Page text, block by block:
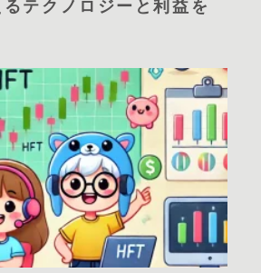
テクノロジーと利益を